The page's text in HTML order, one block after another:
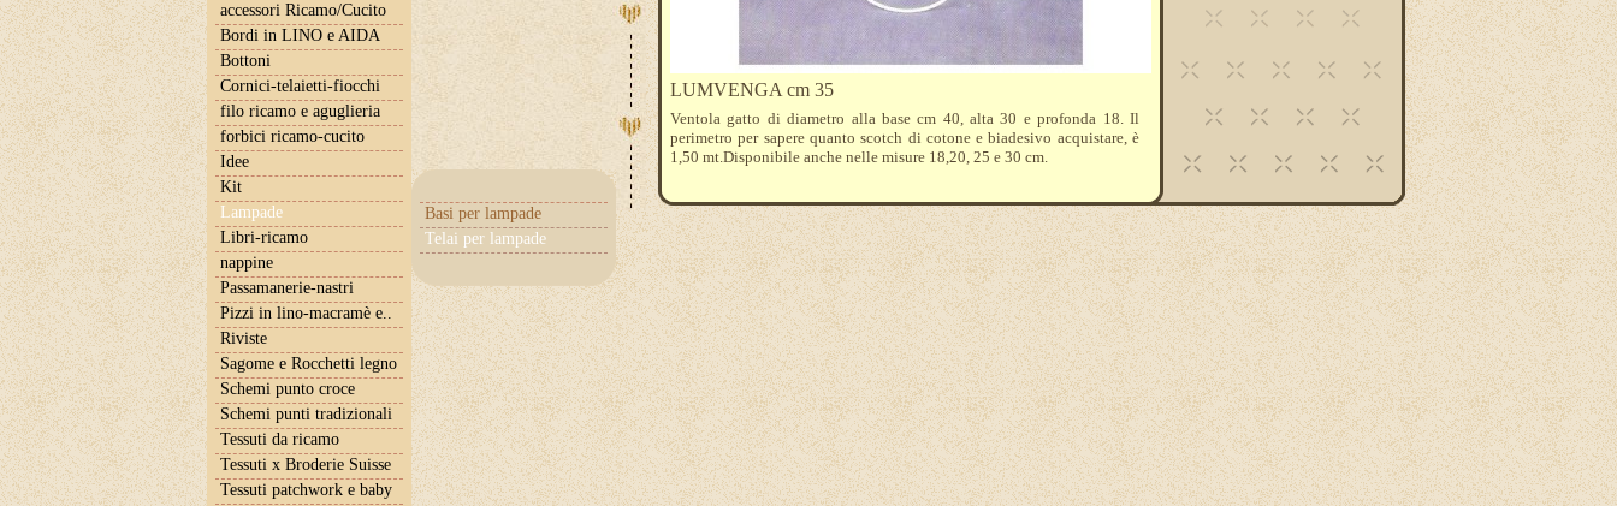
accessori Ricamo/Cucito
Bordi in LINO e AIDA
Bottoni
Cornici-telaietti-fiocchi
filo ricamo e aguglieria
forbici ricamo-cucito
Idee
Kit
Lampade
Basi per lampade
Telai per lampade
Libri-ricamo
nappine
Passamanerie-nastri
Pizzi in lino-macramè e..
Riviste
Sagome e Rocchetti legno
Schemi punto croce
Schemi punti tradizionali
Tessuti da ricamo
Tessuti x Broderie Suisse
Tessuti patchwork e baby
LUMVENGA cm 35
Ventola gatto di diametro alla base cm 40, alta 30 e profonda 18. Il
perimetro per sapere quanto scotch di cotone e biadesivo acquistare, è
1,50 mt.Disponibile anche nelle misure 18,20, 25 e 30 cm.